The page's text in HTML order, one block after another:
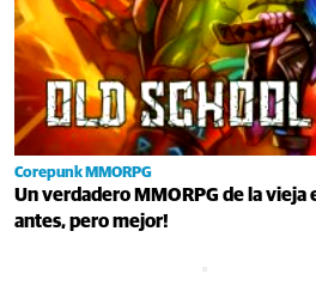
Corepunk MMORPG
Un verdadero MMORPG de la vieja
antes, pero mejor!